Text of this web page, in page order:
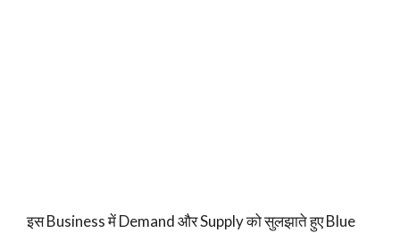
इस Business में Demand और Supply को सुलझाते हुए Blue